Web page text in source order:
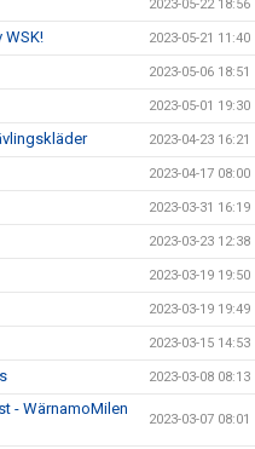
2023-05-22 18:56
2023-05-21 11:40
2023-05-06 18:51
2023-05-01 19:30
2023-04-23 16:21
2023-04-17 08:00
2023-03-31 16:19
2023-03-23 12:38
2023-03-19 19:50
2023-03-19 19:49
2023-03-15 14:53
2023-03-08 08:13
- WärnamoMilen
2023-03-07 08:01